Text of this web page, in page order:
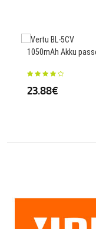
1050mAh Akku
23.88€